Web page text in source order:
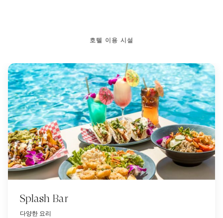
호텔 이용 시설
Splash Bar
다양한 요리